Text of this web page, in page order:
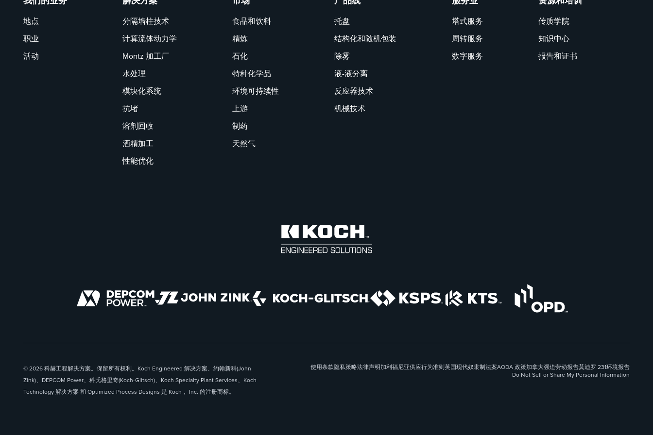
地点
职业
活动
分隔墙柱技术
计算流体动力学
Montz 加工厂
水处理
模块化系统
抗堵
溶剂回收
酒精加工
性能优化
食品和饮料
精炼
石化
特种化学品
环境可持续性
上游
制药
天然气
托盘
结构化和随机包装
除雾
液-液分离
反应器技术
机械技术
塔式服务
周转服务
数字服务
传质学院
知识中心
报告和证书
© 2026 科赫工程解决方案。保留所有权利。Koch Engineered 解决方案、约翰新科(John
Zink)、DEPCOM Power、科氏格里奇(Koch-Glitsch)、Koch Specialty Plant Services、Koch
Technology 解决方案 和 Optimized Process Designs 是 Koch， Inc. 的注册商标。
使用条款隐私策略法律声明加利福尼亚供应行为准则英国现代奴隶制法案AODA 政策加拿大强迫劳动报告莫迪罗 231环境报告
Do Not Sell or Share My Personal Information